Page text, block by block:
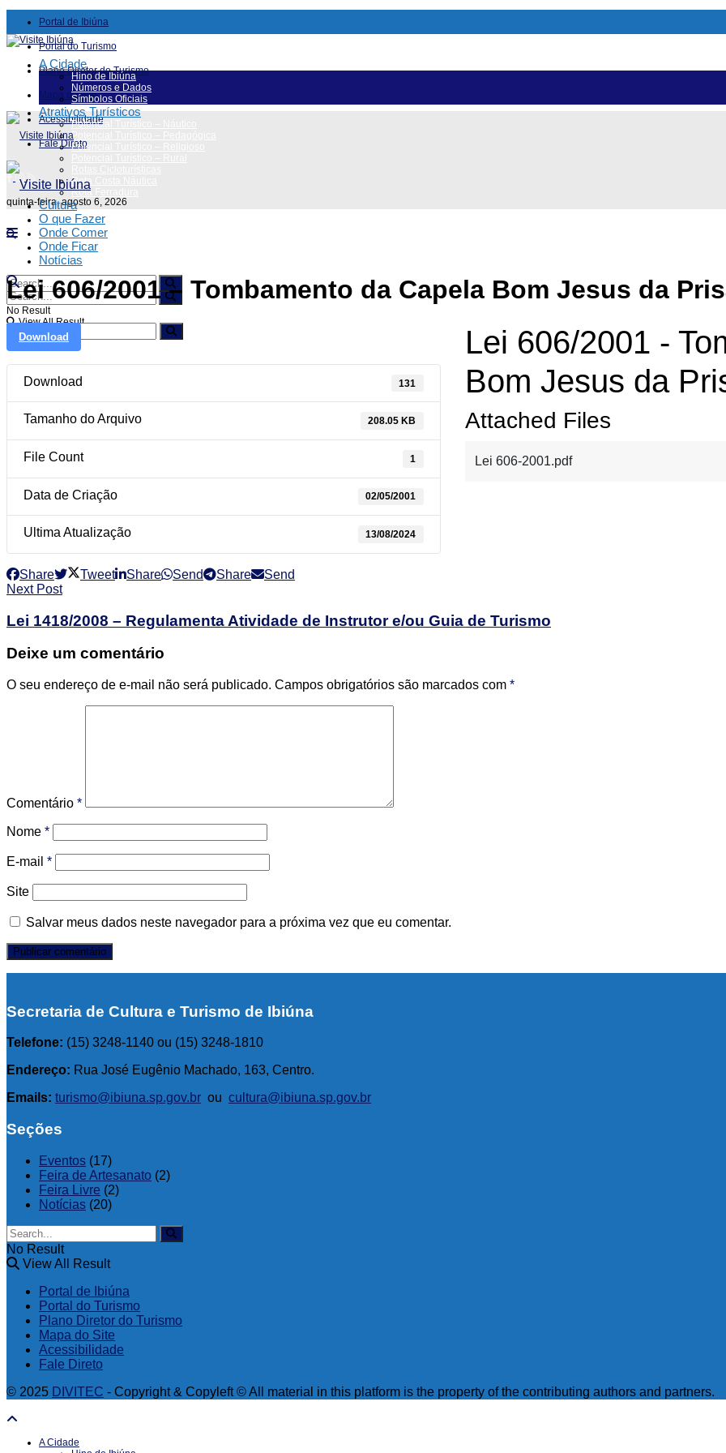
Portal de Ibiúna
Portal do Turismo
Plano Diretor do Turismo
Mapa do Site
Acessibilidade
Fale Direto
quinta-feira, agosto 6, 2026
A Cidade
Hino de Ibiúna
Números e Dados
Símbolos Oficiais
Atrativos Turísticos
Potencial Turístico – Náutico
Potencial Turístico – Pedagógica
Potencial Turístico – Religioso
Rota Costa Náutica
Rota Ferradura
Cultura
O que Fazer
Onde Comer
Onde Ficar
Notícias
No Result
View All Result
No Result
View All Result
No Result
View All Result
Lei 606/2001 – Tombamento da Capela Bom Jesus da
Download
Download 131
Tamanho do Arquivo 208.05 KB
File Count 1
Data de Criação 02/05/2001
Ultima Atualização 13/08/2024
Lei 606/2001 -
Bom Jesus da
Attached Files
Lei 606-2001.pdf
Share Tweet Share Send Share
Send
Next Post
Lei 1418/2008 – Regulamenta Atividade de Instrutor e/ou Guia de Turismo
Deixe um comentário
O seu endereço de e-mail não será publicado. Campos obrigatórios são marcados com *
Comentário *
Nome *
E-mail *
Site
Salvar meus dados neste navegador para a próxima vez que eu comentar.
Secretaria de Cultura e Turismo de Ibiúna
Telefone: (15) 3248-1140 ou (15) 3248-1810
Endereço: Rua José Eugênio Machado, 163, Centro.
Emails: turismo@ibiuna.sp.gov.br ou cultura@ibiuna.sp.gov.br
Seções
Eventos (17)
Feira de Artesanato (2)
Feira Livre (2)
Notícias (20)
No Result
View All Result
Portal de Ibiúna
Portal do Turismo
Plano Diretor do Turismo
Mapa do Site
Acessibilidade
Fale Direto
© 2025 DIVITEC - Copyright & Copyleft © All material in this platform is the property of the contributing authors and partners.
A Cidade